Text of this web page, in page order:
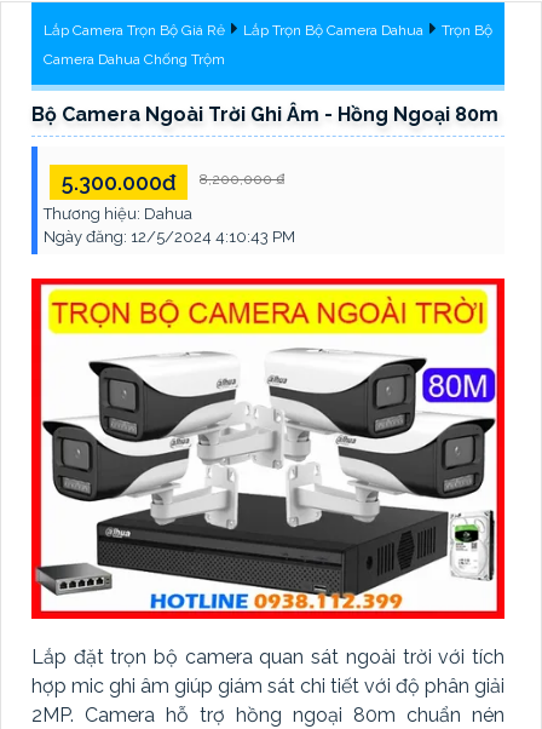
Lắp Camera Trọn Bộ Giá Rẻ Lắp Trọn Bộ Camera Dahua
Trọn Bộ
Camera Dahua Chống Trộm
Bộ Camera Ngoài Trời Ghi Âm - Hồng Ngoại 80m
5.300.000đ 8,200,000 ₫
Thương hiệu: Dahua
Ngày đăng: 12/5/2024 4:10:43 PM
Lắp đặt trọn bộ camera quan sát ngoài trời với tích
hợp mic ghi âm giúp giám sát chi tiết với độ phân giải
2MP. Camera hỗ trợ hồng ngoại 80m chuẩn nén